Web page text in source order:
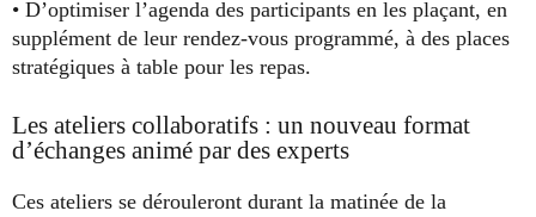
• D’optimiser l’agenda des participants en les plaçant, en
supplément de leur rendez-vous programmé, à des places
stratégiques à table pour les repas.
Les ateliers collaboratifs : un nouveau format
d’échanges animé par des experts
Ces ateliers se dérouleront durant la matinée de la